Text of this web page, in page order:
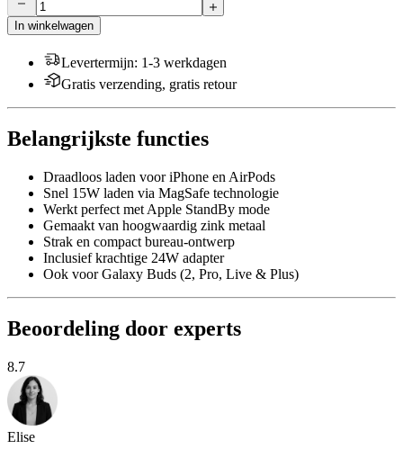
In winkelwagen
Levertermijn: 1-3 werkdagen
Gratis verzending, gratis retour
Belangrijkste functies
Draadloos laden voor iPhone en AirPods
Snel 15W laden via MagSafe technologie
Werkt perfect met Apple StandBy mode
Gemaakt van hoogwaardig zink metaal
Strak en compact bureau-ontwerp
Inclusief krachtige 24W adapter
Ook voor Galaxy Buds (2, Pro, Live & Plus)
Beoordeling door experts
8.7
Elise